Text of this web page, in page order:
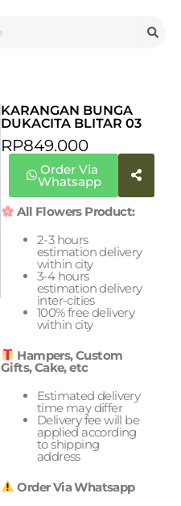
KARANGAN BUNGA
DUKACITA BLITAR 03
RP849.000
Order Via
Whatsapp
All Flowers Product:
2-3 hours
estimation delivery
within city
3-4 hours
estimation delivery
inter-cities
100% free delivery
within city
Hampers, Custom
Gifts, Cake, etc
Estimated delivery
time may differ
Delivery fee will be
applied according
to shipping
address
Order Via Whatsapp